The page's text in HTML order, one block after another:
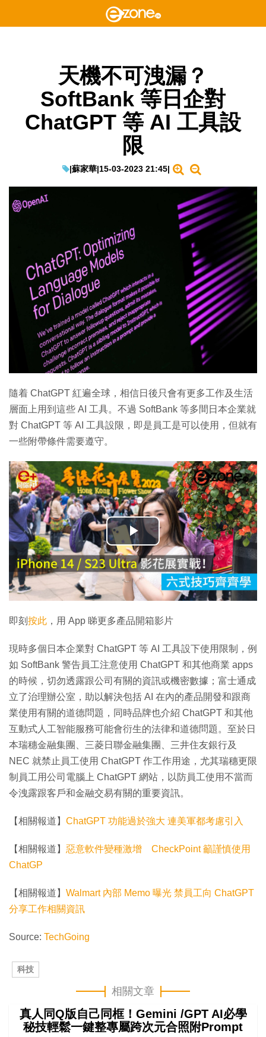
天機不可洩漏？
SoftBank 等日企對
ChatGPT 等 AI 工具設
限
|蘇家華|15-03-2023 21:45|
隨着 ChatGPT 紅遍全球，相信日後只會有更多工作及生活
層面上用到這些 AI 工具。不過 SoftBank 等多間日本企業就
對 ChatGPT 等 AI 工具設限，即是員工是可以使用，但就有
一些附帶條件需要遵守。
播
放
影
片
即刻 按此 ，用 App 睇更多產品開箱影片
現時多個日本企業對 ChatGPT 等 AI 工具設下使用限制，例
如 SoftBank 警告員工注意使用 ChatGPT 和其他商業 apps
的時候，切勿透露跟公司有關的資訊或機密數據；富士通成
立了治理辦公室，助以解決包括 AI 在內的產品開發和跟商
業使用有關的道德問題，同時品牌也介紹 ChatGPT 和其他
互動式人工智能服務可能會衍生的法律和道德問題。至於日
本瑞穗金融集團、三菱日聯金融集團、三井住友銀行及
NEC 就禁止員工使用 ChatGPT 作工作用途，尤其瑞穗更限
制員工用公司電腦上 ChatGPT 網站，以防員工使用不當而
令洩露跟客戶和金融交易有關的重要資訊。
【相關報道】 ChatGPT 功能過於強大 連美軍都考慮引入
【相關報道】 惡意軟件變種激增 CheckPoint 籲謹慎使用
ChatGP
【相關報道】 Walmart 內部 Memo 曝光 禁員工向 ChatGPT
分享工作相關資訊
Source: TechGoing
科技
相關文章
真人同Q版自己同框！Gemini /GPT AI必學
秘技輕鬆一鍵整專屬跨次元合照附Prompt